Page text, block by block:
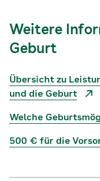
Weitere
Geburt
Übersicht zu
und die Geburt
Welche
500 € für die